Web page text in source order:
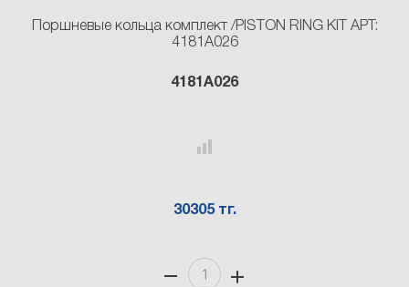
Поршневые кольца комплект /PISTON RING KIT АРТ:
4181A026
4181A026
30305 тг.